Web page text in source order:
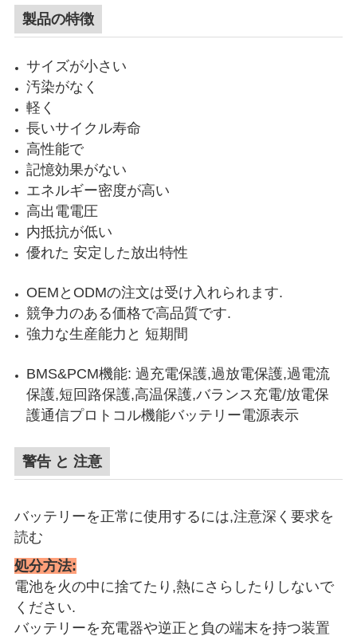
製品の特徴
サイズが小さい
汚染がなく
軽く
長いサイクル寿命
高性能で
記憶効果がない
エネルギー密度が高い
高出電電圧
内抵抗が低い
優れた 安定した放出特性
OEMとODMの注文は受け入れられます.
競争力のある価格で高品質です.
強力な生産能力と 短期間
BMS&PCM機能: 過充電保護,過放電保護,過電流
保護,短回路保護,高温保護,バランス充電/放電保
護通信プロトコル機能バッテリー電源表示
警告 と 注意
バッテリーを正常に使用するには,注意深く要求を
読む
処分方法:
電池を火の中に捨てたり,熱にさらしたりしないで
ください.
バッテリーを充電器や逆正と負の端末を持つ装置